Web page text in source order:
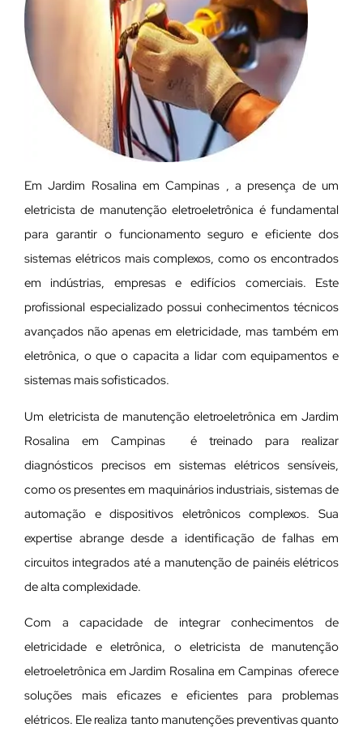
Em Jardim Rosalina em Campinas , a presença de um
eletricista de manutenção eletroeletrônica é fundamental
para garantir o funcionamento seguro e eficiente dos
sistemas elétricos mais complexos, como os encontrados
em indústrias, empresas e edifícios comerciais. Este
profissional especializado possui conhecimentos técnicos
avançados não apenas em eletricidade, mas também em
eletrônica, o que o capacita a lidar com equipamentos e
sistemas mais sofisticados.
Um eletricista de manutenção eletroeletrônica em Jardim
Rosalina em Campinas é treinado para realizar
diagnósticos precisos em sistemas elétricos sensíveis,
como os presentes em maquinários industriais, sistemas de
automação e dispositivos eletrônicos complexos. Sua
expertise abrange desde a identificação de falhas em
circuitos integrados até a manutenção de painéis elétricos
de alta complexidade.
Com a capacidade de integrar conhecimentos de
eletricidade e eletrônica, o eletricista de manutenção
eletroeletrônica em Jardim Rosalina em Campinas oferece
soluções mais eficazes e eficientes para problemas
elétricos. Ele realiza tanto manutenções preventivas quanto